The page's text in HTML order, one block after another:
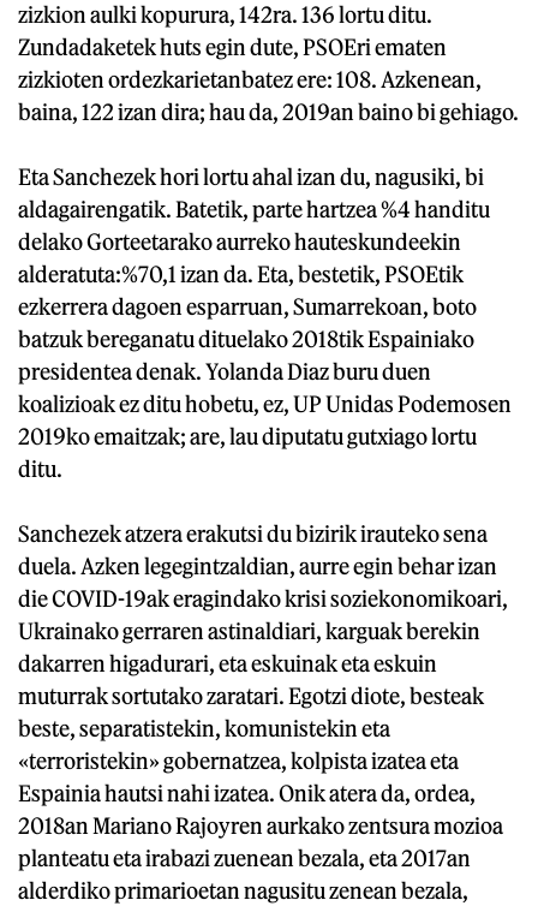
zizkion aulki kopurura, 142ra. 136 lortu ditu.
Zundadaketek huts egin dute, PSOEri ematen
zizkioten ordezkarietanbatez ere: 108. Azkenean,
baina, 122 izan dira; hau da, 2019an baino bi gehiago.
Eta Sanchezek hori lortu ahal izan du, nagusiki, bi
aldagairengatik. Batetik, parte hartzea %4 handitu
delako Gorteetarako aurreko hauteskundeekin
alderatuta:%70,1 izan da. Eta, bestetik, PSOEtik
ezkerrera dagoen esparruan, Sumarrekoan, boto
batzuk bereganatu dituelako 2018tik Espainiako
presidentea denak. Yolanda Diaz buru duen
koalizioak ez ditu hobetu, ez, UP Unidas Podemosen
2019ko emaitzak; are, lau diputatu gutxiago lortu
ditu.
Sanchezek atzera erakutsi du bizirik irauteko sena
duela. Azken legegintzaldian, aurre egin behar izan
die COVID-19ak eragindako krisi soziekonomikoari,
Ukrainako gerraren astinaldiari, karguak berekin
dakarren higadurari, eta eskuinak eta eskuin
muturrak sortutako zaratari. Egotzi diote, besteak
beste, separatistekin, komunistekin eta
«terroristekin» gobernatzea, kolpista izatea eta
Espainia hautsi nahi izatea. Onik atera da, ordea,
2018an Mariano Rajoyren aurkako zentsura mozioa
planteatu eta irabazi zuenean bezala, eta 2017an
alderdiko primarioetan nagusitu zenean bezala,